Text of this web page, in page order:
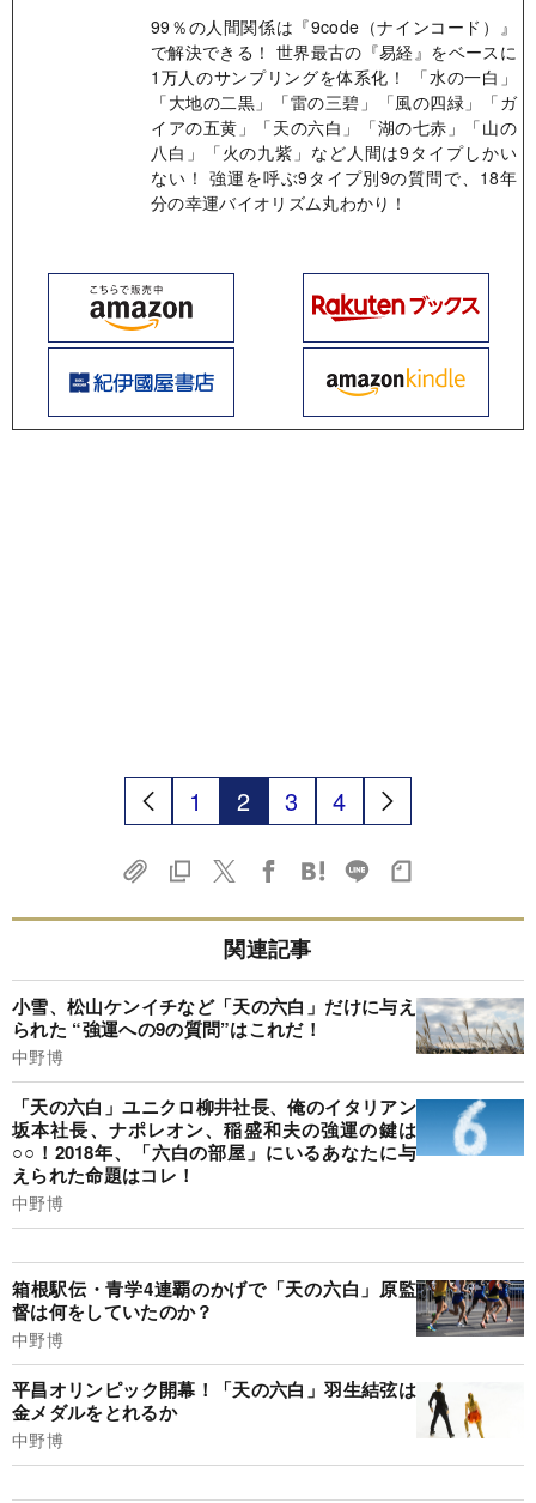
99％の人間関係は『9code（ナインコード）』
で解決できる！ 世界最古の『易経』をベースに
1万人のサンプリングを体系化！ 「水の一白」
「大地の二黒」「雷の三碧」「風の四緑」「ガ
イアの五黄」「天の六白」「湖の七赤」「山の
八白」「火の九紫」など人間は9タイプしかい
ない！ 強運を呼ぶ9タイプ別9の質問で、18年
分の幸運バイオリズム丸わかり！
1 2 3 4
関連記事
小雪、松山ケンイチなど「天の六白」だけに与え
られた “強運への9の質問”はこれだ！
中野博
「天の六白」ユニクロ柳井社長、俺のイタリアン
坂本社長、ナポレオン、稲盛和夫の強運の鍵は
○○！2018年、「六白の部屋」にいるあなたに与
えられた命題はコレ！
中野博
箱根駅伝・青学4連覇のかげで「天の六白」原監
督は何をしていたのか？
中野博
平昌オリンピック開幕！「天の六白」羽生結弦は
金メダルをとれるか
中野博